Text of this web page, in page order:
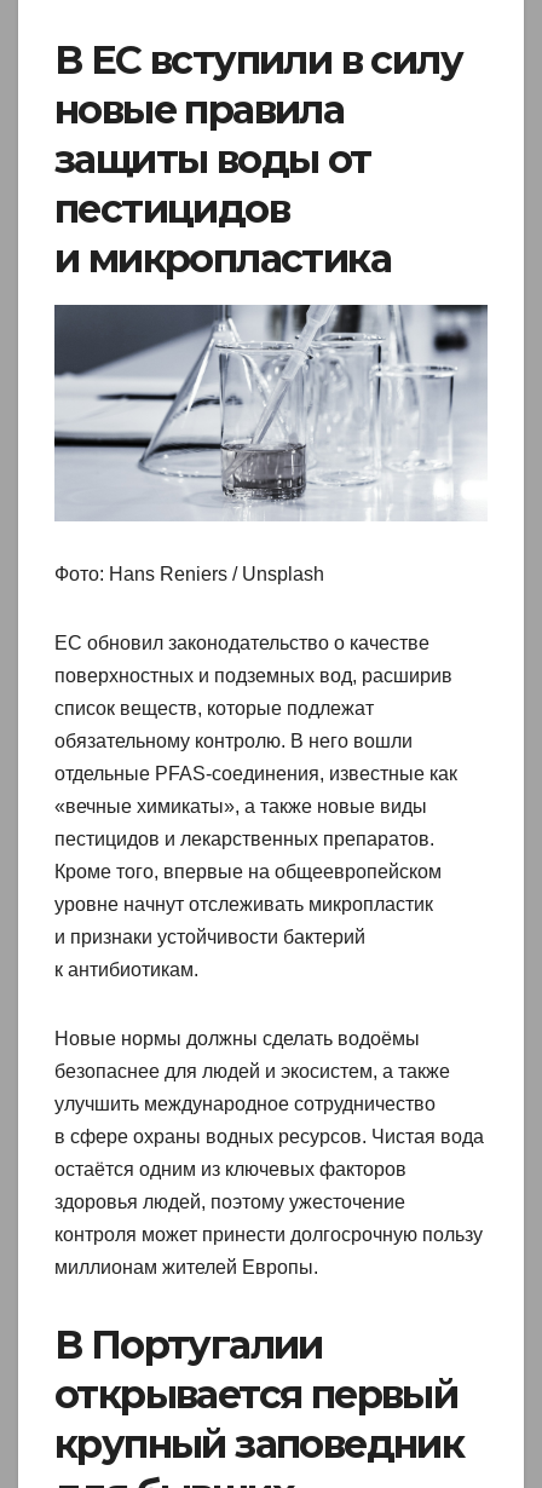
В ЕС вступили в силу
новые правила
защиты воды от
пестицидов
и микропластика
Фото: Hans Reniers / Unsplash
ЕС обновил законодательство о качестве
поверхностных и подземных вод, расширив
список веществ, которые подлежат
обязательному контролю. В него вошли
отдельные PFAS-соединения, известные как
«вечные химикаты», а также новые виды
пестицидов и лекарственных препаратов.
Кроме того, впервые на общеевропейском
уровне начнут отслеживать микропластик
и признаки устойчивости бактерий
к антибиотикам.
Новые нормы должны сделать водоёмы
безопаснее для людей и экосистем, а также
улучшить международное сотрудничество
в сфере охраны водных ресурсов. Чистая вода
остаётся одним из ключевых факторов
здоровья людей, поэтому ужесточение
контроля может принести долгосрочную пользу
миллионам жителей Европы.
В Португалии
открывается первый
крупный заповедник